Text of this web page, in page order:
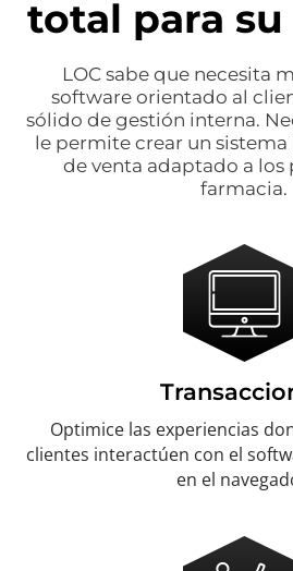
total para
LOC sabe que necesita
software orientado al
sólido de gestión interna.
le permite crear un
de venta adaptado a los
farmacia.
Optimice las experiencias
clientes interactúen con el
en el